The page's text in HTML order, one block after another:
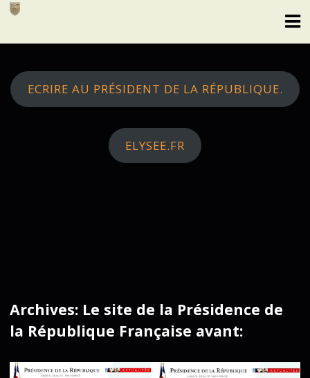
Skip
ECRIRE AU PRÉSIDENT DE LA RÉPUBLIQUE.
ELYSEE.FR
Archives: Le site de la Présidence de
la République Française avant: